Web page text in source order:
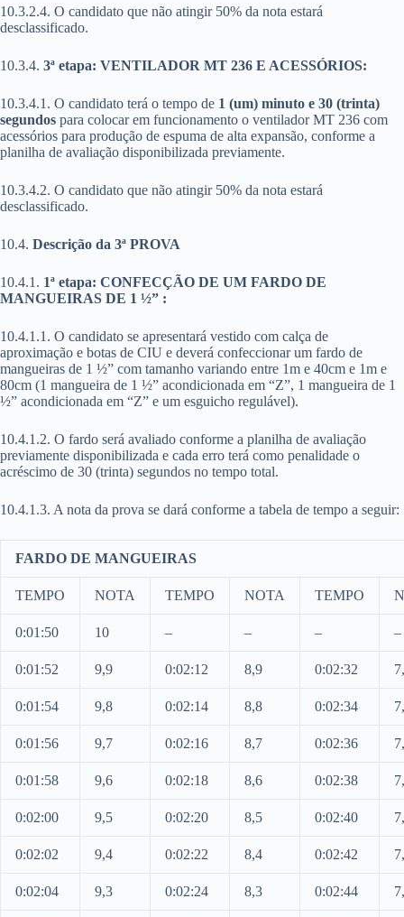
10.3.2.4. O candidato que não atingir 50% da nota estará
desclassificado.
10.3.4. 3ª etapa: VENTILADOR MT 236 E ACESSÓRIOS:
10.3.4.1. O candidato terá o tempo de 1 (um) minuto e 30 (trinta)
segundos para colocar em funcionamento o ventilador MT 236 com
acessórios para produção de espuma de alta expansão, conforme a
planilha de avaliação disponibilizada previamente.
10.3.4.2. O candidato que não atingir 50% da nota estará
desclassificado.
10.4. Descrição da 3ª PROVA
10.4.1. 1ª etapa: CONFECÇÃO DE UM FARDO DE
MANGUEIRAS DE 1 ½” :
10.4.1.1. O candidato se apresentará vestido com calça de
aproximação e botas de CIU e deverá confeccionar um fardo de
mangueiras de 1 ½” com tamanho variando entre 1m e 40cm e 1m e
80cm (1 mangueira de 1 ½” acondicionada em “Z”, 1 mangueira de 1
½” acondicionada em “Z” e um esguicho regulável).
10.4.1.2. O fardo será avaliado conforme a planilha de avaliação
previamente disponibilizada e cada erro terá como penalidade o
acréscimo de 30 (trinta) segundos no tempo total.
10.4.1.3. A nota da prova se dará conforme a tabela de tempo a seguir:
FARDO DE MANGUEIRAS
TEMPO NOTA TEMPO NOTA TEMPO
0:01:50 10 – – – –
0:01:52 9,9 0:02:12 8,9 0:02:32
0:01:54 9,8 0:02:14 8,8 0:02:34
0:01:56 9,7 0:02:16 8,7 0:02:36
0:01:58 9,6 0:02:18 8,6 0:02:38
0:02:00 9,5 0:02:20 8,5 0:02:40
0:02:02 9,4 0:02:22 8,4 0:02:42
0:02:04 9,3 0:02:24 8,3 0:02:44